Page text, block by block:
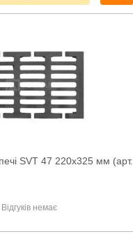
SVT 47 220х325 мм (арт.
Відгуків немає